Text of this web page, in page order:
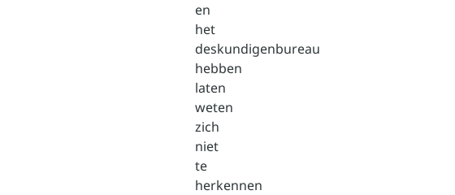
en
het
deskundigenbureau
hebben
laten
weten
zich
niet
te
herkennen